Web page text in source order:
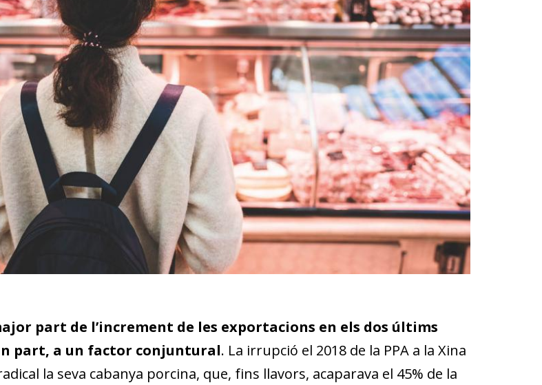
part de l’increment de les exportacions en els dos últims
part, a un factor conjuntural. La irrupció el 2018 de la PPA a la Xina
la seva cabanya porcina, que, fins llavors, acaparava el 45% de la